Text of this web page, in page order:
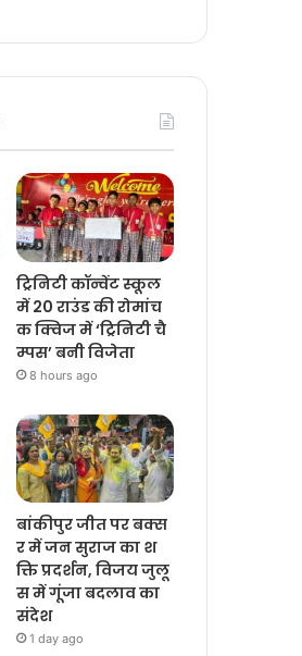
ट्रिनिटी कॉन्वेंट स्कूल
में 20 राउंड की रोमांच
क क्विज में ‘ट्रिनिटी चै
म्पस’ बनी विजेता
8 hours ago
बांकीपुर जीत पर बक्स
र में जन सुराज का श
क्ति प्रदर्शन, विजय जुलू
स में गूंजा बदलाव का
संदेश
1 day ago